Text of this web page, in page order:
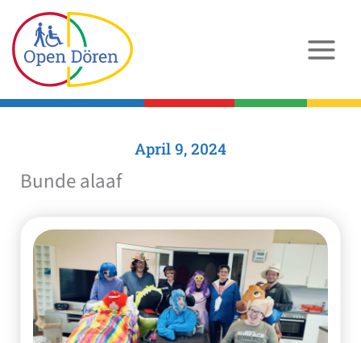
Inhalt
springen
April 9, 2024
Bunde alaaf